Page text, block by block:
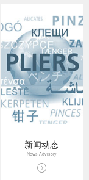
新闻动态
News Advisory